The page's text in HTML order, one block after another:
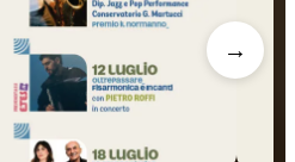
→